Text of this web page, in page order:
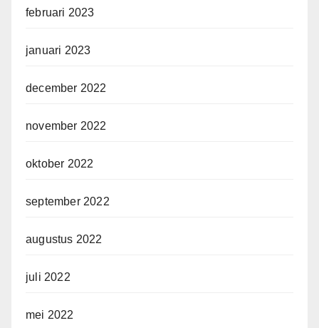
februari 2023
januari 2023
december 2022
november 2022
oktober 2022
september 2022
augustus 2022
juli 2022
mei 2022